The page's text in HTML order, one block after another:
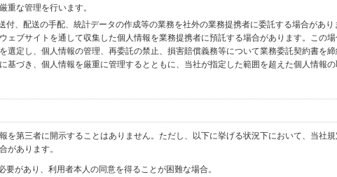
重な管理を行います。
付、配送の手配、統計データの作成等の業務を社外の業務提携者に委託する場合があり
ェブサイトを通して収集した個人情報を業務提携者に預託する場合があります。この
選定し、個人情報の管理、再委託の禁止、損害賠償義務等について業務委託契約書を
基づき、個人情報を厳重に管理するとともに、当社が指定した範囲を超えた個人情報
を第三者に開示することはありません。ただし、以下に挙げる状況下において、当社
があります。
要があり、利用者本人の同意を得ることが困難な場合。